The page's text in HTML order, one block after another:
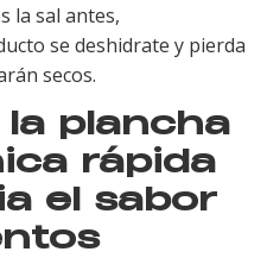
la sal antes,
se deshidrate y pierda
secos.
plancha
rápida
el sabor